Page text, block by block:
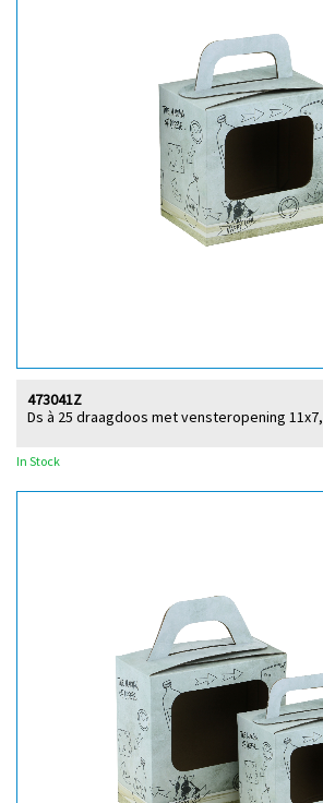
Ds à 25 draagdoos met vensteropening
473041Z
In Stock